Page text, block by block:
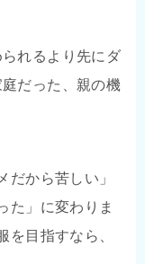
られるより先にダ
だった、親の機
だから苦しい」
た」に変わりま
を目指すなら、